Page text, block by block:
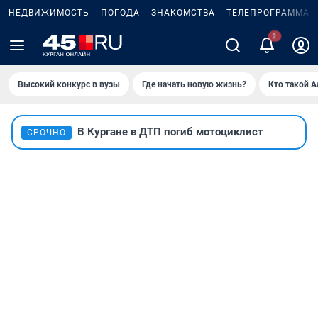
НЕДВИЖИМОСТЬ ПОГОДА ЗНАКОМСТВА ТЕЛЕПРОГРАММА
2
Высокий конкурс в вузы Где начать новую жизнь? Кто такой
СРОЧНО В Кургане в ДТП погиб мотоциклист